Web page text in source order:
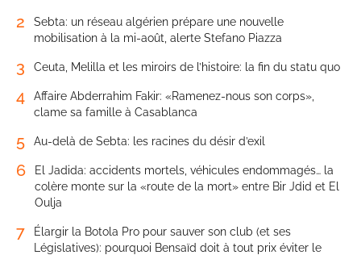
2
Sebta: un réseau algérien prépare une nouvelle
mobilisation à la mi-août, alerte Stefano Piazza
3 Ceuta, Melilla et les miroirs de l’histoire: la fin du statu quo
4
Affaire Abderrahim Fakir: «Ramenez-nous son corps»,
clame sa famille à Casablanca
5 Au-delà de Sebta: les racines du désir d’exil
6
El Jadida: accidents mortels, véhicules endommagés… la
colère monte sur la «route de la mort» entre Bir Jdid et El
Oulja
7
Élargir la Botola Pro pour sauver son club (et ses
Législatives): pourquoi Bensaïd doit à tout prix éviter le